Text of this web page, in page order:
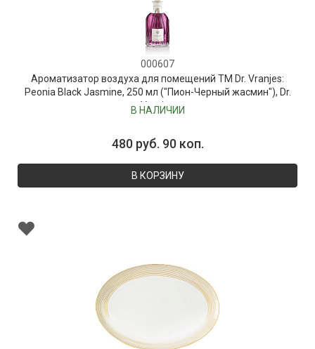
000607
Ароматизатор воздуха для помещений ТМ Dr. Vranjes:
Peonia Black Jasmine, 250 мл ("Пион-Черный жасмин"), Dr.
Vranjes
В НАЛИЧИИ
480 руб. 90 коп.
В КОРЗИНУ